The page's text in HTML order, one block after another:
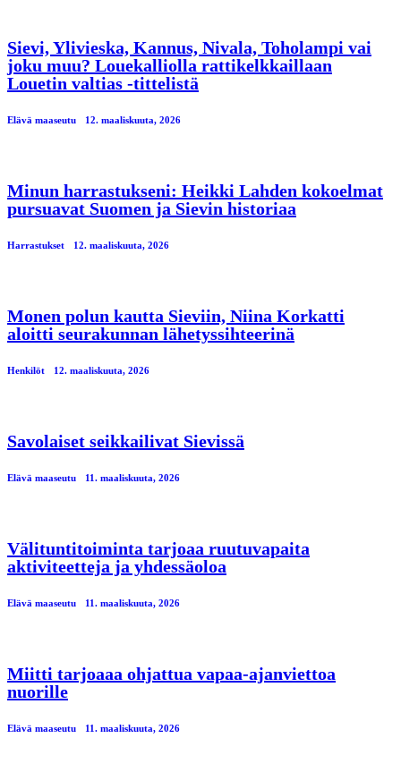
Sievi, Ylivieska, Kannus, Nivala, Toholampi vai
joku muu? Louekalliolla rattikelkkaillaan
Louetin valtias -tittelistä
Elävä maaseutu 12. maaliskuuta, 2026
Minun harrastukseni: Heikki Lahden kokoelmat
pursuavat Suomen ja Sievin historiaa
Harrastukset 12. maaliskuuta, 2026
Monen polun kautta Sieviin, Niina Korkatti
aloitti seurakunnan lähetyssihteerinä
Henkilöt 12. maaliskuuta, 2026
Savolaiset seikkailivat Sievissä
Elävä maaseutu 11. maaliskuuta, 2026
Välituntitoiminta tarjoaa ruutuvapaita
aktiviteetteja ja yhdessäoloa
Elävä maaseutu 11. maaliskuuta, 2026
Miitti tarjoaaa ohjattua vapaa-ajanviettoa
nuorille
Elävä maaseutu 11. maaliskuuta, 2026